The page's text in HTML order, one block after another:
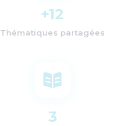
+12
Thématiques partagées
3